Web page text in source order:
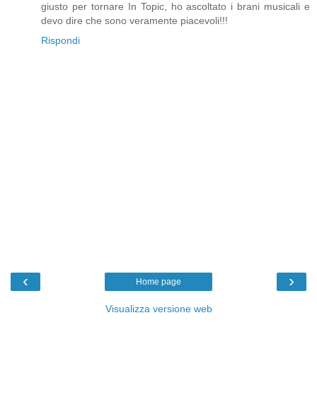
giusto per tornare In Topic, ho ascoltato i brani musicali e
devo dire che sono veramente piacevoli!!!
Rispondi
‹ ›
Home page
Visualizza versione web